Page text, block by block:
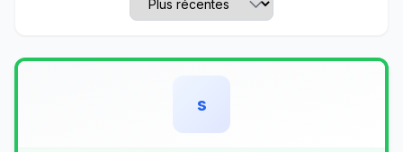
s